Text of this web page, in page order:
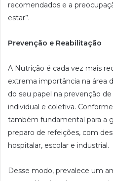
recomendados e a
estar”.
Prevenção e Reabilitação
A Nutrição é cada vez mais
extrema importância na área
do seu papel na prevenção
individual e coletiva.
também fundamental para a
preparo de refeições, com
hospitalar, escolar e industrial.
Desse modo, prevalece um